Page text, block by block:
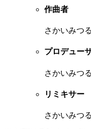
作曲者
さかいみつる
プロデュー
さかいみつる
リミキサー
さかいみつる